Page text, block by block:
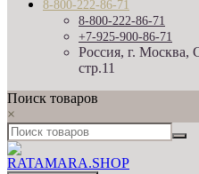
8-800-222-86-71
8-800-222-86-71
+7-925-900-86-71
Россия, г. Москва,
стр.11
Поиск товаров
×